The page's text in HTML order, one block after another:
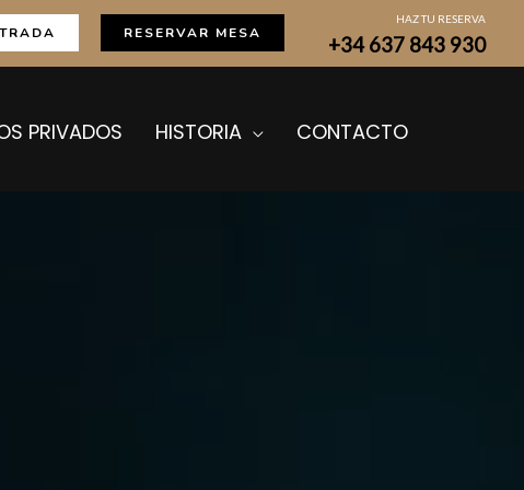
RESERVAR MESA
HAZ TU RESERVA
+34 637 843 930
PRIVADOS HISTORIA CONTACTO